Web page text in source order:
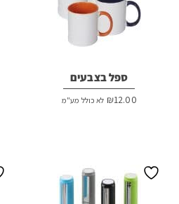
ספל בצבעים
₪12.00 לא כולל מע"מ